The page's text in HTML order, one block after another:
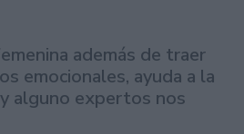
además de traer
emocionales, ayuda a la
alguno expertos nos